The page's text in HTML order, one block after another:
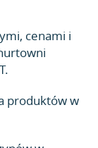
cenami i
produktów w